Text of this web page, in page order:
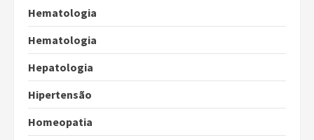
Hematologia
Hematologia
Hepatologia
Hipertensão
Homeopatia